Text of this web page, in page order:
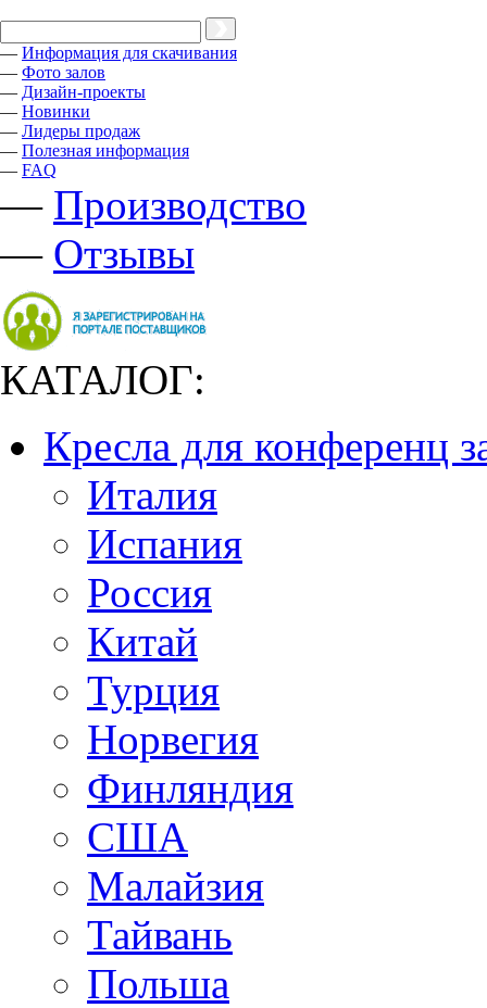
— Информация для скачивания
— Фото залов
— Дизайн-проекты
— Новинки
— Лидеры продаж
— Полезная информация
— FAQ
— Производство
— Отзывы
КАТАЛОГ:
Кресла для конференц
Италия
Испания
Россия
Китай
Турция
Норвегия
Финляндия
США
Малайзия
Тайвань
Польша